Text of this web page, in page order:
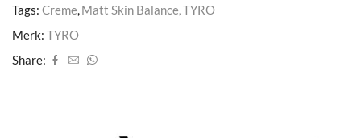
Tags: Creme,Matt Skin Balance,TYRO
Merk: TYRO
Share: